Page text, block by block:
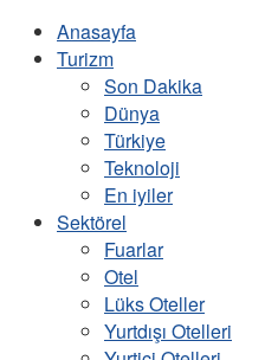
Anasayfa
Turizm
Son Dakika
Dünya
Türkiye
Teknoloji
En iyiler
Sektörel
Fuarlar
Otel
Lüks Oteller
Yurtdışı Otelleri